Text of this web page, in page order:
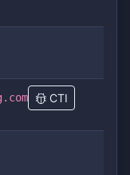
CTI